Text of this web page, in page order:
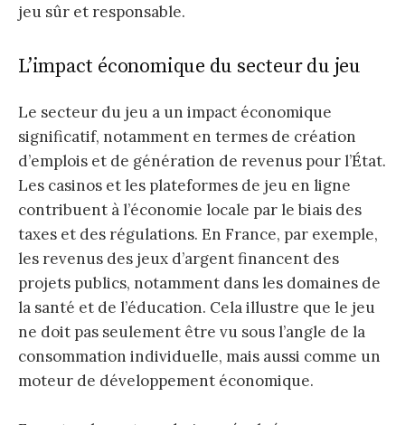
jeu sûr et responsable.
L’impact économique du secteur du jeu
Le secteur du jeu a un impact économique
significatif, notamment en termes de création
d’emplois et de génération de revenus pour l’État.
Les casinos et les plateformes de jeu en ligne
contribuent à l’économie locale par le biais des
taxes et des régulations. En France, par exemple,
les revenus des jeux d’argent financent des
projets publics, notamment dans les domaines de
la santé et de l’éducation. Cela illustre que le jeu
ne doit pas seulement être vu sous l’angle de la
consommation individuelle, mais aussi comme un
moteur de développement économique.